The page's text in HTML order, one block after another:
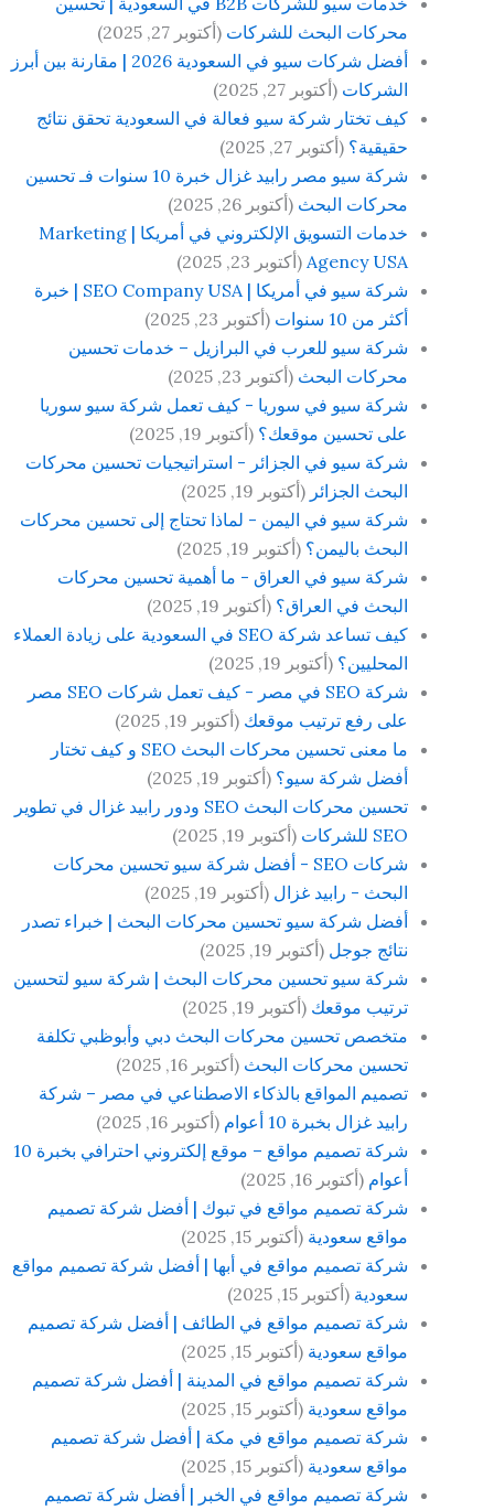
محركات البحث للشركات (أكتوبر 27, 2025)
أفضل شركات سيو في السعودية 2026 | مقارنة بين أبرز
الشركات (أكتوبر 27, 2025)
كيف تختار شركة سيو فعالة في السعودية تحقق نتائج
حقيقية؟ (أكتوبر 27, 2025)
شركة سيو مصر رابيد غزال خبرة 10 سنوات فـ تحسين
محركات البحث (أكتوبر 26, 2025)
خدمات التسويق الإلكتروني في أمريكا | Marketing
Agency USA (أكتوبر 23, 2025)
شركة سيو في أمريكا | SEO Company USA | خبرة
أكثر من 10 سنوات
(أكتوبر 23, 2025)
شركة سيو للعرب في البرازيل – خدمات تحسين
محركات البحث (أكتوبر 23, 2025)
شركة سيو في سوريا - كيف تعمل شركة سيو سوريا
على تحسين موقعك؟ (أكتوبر 19, 2025)
شركة سيو في الجزائر - استراتيجيات تحسين محركات
البحث الجزائر (أكتوبر 19, 2025)
شركة سيو في اليمن - لماذا تحتاج إلى تحسين محركات
البحث باليمن؟ (أكتوبر 19, 2025)
شركة سيو في العراق - ما أهمية تحسين محركات
البحث في العراق؟ (أكتوبر 19, 2025)
كيف تساعد شركة SEO في السعودية على زيادة العملاء
المحليين؟ (أكتوبر 19, 2025)
شركة SEO في مصر - كيف تعمل شركات SEO مصر
على رفع ترتيب موقعك (أكتوبر 19, 2025)
ما معنى تحسين محركات البحث SEO و كيف تختار
أفضل شركة سيو؟ (أكتوبر 19, 2025)
تحسين محركات البحث SEO ودور رابيد غزال في تطوير
SEO للشركات
(أكتوبر 19, 2025)
شركات SEO - أفضل شركة سيو تحسين محركات
البحث - رابيد غزال (أكتوبر 19, 2025)
أفضل شركة سيو تحسين محركات البحث | خبراء تصدر
نتائج جوجل (أكتوبر 19, 2025)
شركة سيو تحسين محركات البحث | شركة سيو لتحسين
ترتيب موقعك (أكتوبر 19, 2025)
متخصص تحسين محركات البحث دبي وأبوظبي تكلفة
تحسين محركات البحث (أكتوبر 16, 2025)
تصميم المواقع بالذكاء الاصطناعي في مصر – شركة
رابيد غزال بخبرة 10 أعوام
(أكتوبر 16, 2025)
شركة تصميم مواقع – موقع إلكتروني احترافي بخبرة 10
أعوام (أكتوبر 16, 2025)
شركة تصميم مواقع في تبوك | أفضل شركة تصميم
مواقع سعودية (أكتوبر 15, 2025)
شركة تصميم مواقع في أبها | أفضل شركة تصميم مواقع
سعودية (أكتوبر 15, 2025)
شركة تصميم مواقع في الطائف | أفضل شركة تصميم
مواقع سعودية (أكتوبر 15, 2025)
شركة تصميم مواقع في المدينة | أفضل شركة تصميم
مواقع سعودية (أكتوبر 15, 2025)
شركة تصميم مواقع في مكة | أفضل شركة تصميم
مواقع سعودية (أكتوبر 15, 2025)
شركة تصميم مواقع في الخبر | أفضل شركة تصميم